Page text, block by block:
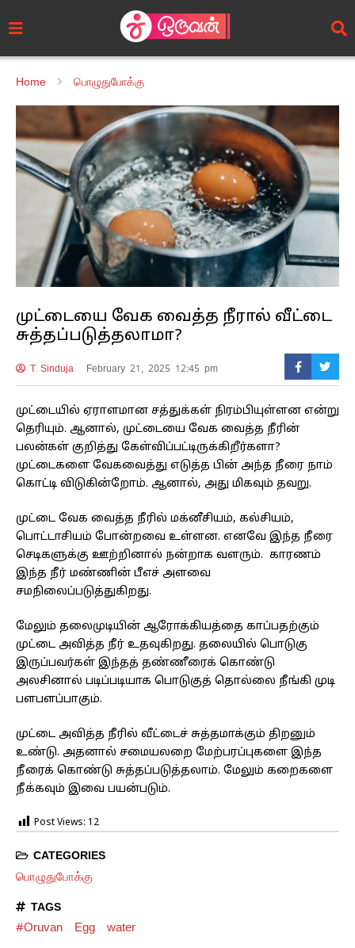
Home பொழுதுபோக்கு
முட்டையை வேக வைத்த நீரால் வீட்டை
சுத்தப்படுத்தலாமா?
T Sinduja February 21, 2025 12:45 pm
முட்டையில் ஏராளமான சத்துக்கள் நிரம்பியுள்ளன என்று
தெரியும். ஆனால், முட்டையை வேக வைத்த நீரின்
பலன்கள் குறித்து கேள்விப்பட்டிருக்கிறீர்களா?
முட்டைகளை வேகவைத்து எடுத்த பின் அந்த நீரை நாம்
கொட்டி விடுகின்றோம். ஆனால், அது மிகவும் தவறு.
முட்டை வேக வைத்த நீரில் மக்னீசியம், கல்சியம்,
பொட்டாசியம் போன்றவை உள்ளன. எனவே இந்த நீரை
செடிகளுக்கு ஊற்றினால் நன்றாக வளரும். காரணம்
இந்த நீர் மண்ணின் பீஎச் அளவை
சமநிலைப்படுத்துகிறது.
மேலும் தலைமுடியின் ஆரோக்கியத்தை காப்பதற்கும்
முட்டை அவித்த நீர் உதவுகிறது. தலையில் பொடுகு
இருப்பவர்கள் இந்தத் தண்ணீரைக் கொண்டு
அலசினால் படிப்படியாக பொடுகுத் தொல்லை நீங்கி முடி
பளபளப்பாகும்.
முட்டை அவித்த நீரில் வீட்டைச் சுத்தமாக்கும் திறனும்
உண்டு. அதனால் சமையலறை மேற்பரப்புகளை இந்த
நீரைக் கொண்டு சுத்தப்படுத்தலாம். மேலும் கறைகளை
நீக்கவும் இவை பயன்படும்.
Post Views: 12
CATEGORIES
பொழுதுபோக்கு
TAGS
#Oruvan Egg water